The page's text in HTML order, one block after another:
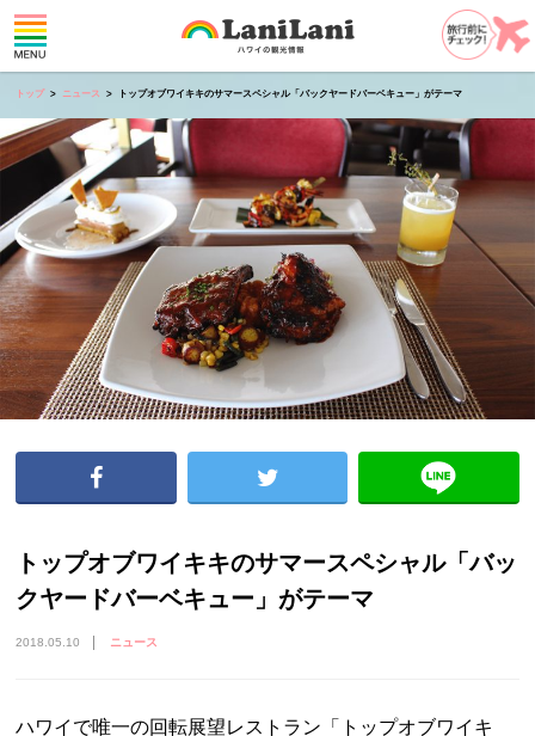
トップ ニュース トップオブワイキキのサマースペシャル「バックヤードバーベキュー」がテーマ
トップオブワイキキのサマースペシャル「バッ
クヤードバーベキュー」がテーマ
2018.05.10 ニュース
ハワイで唯一の回転展望レストラン「トップオブワイキ